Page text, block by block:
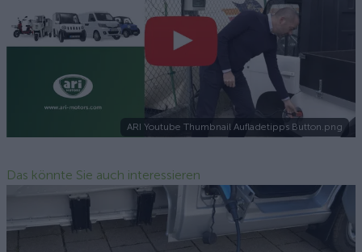
ARI Youtube Thumbnail Aufladetipps Button.png
Das könnte Sie auch interessieren